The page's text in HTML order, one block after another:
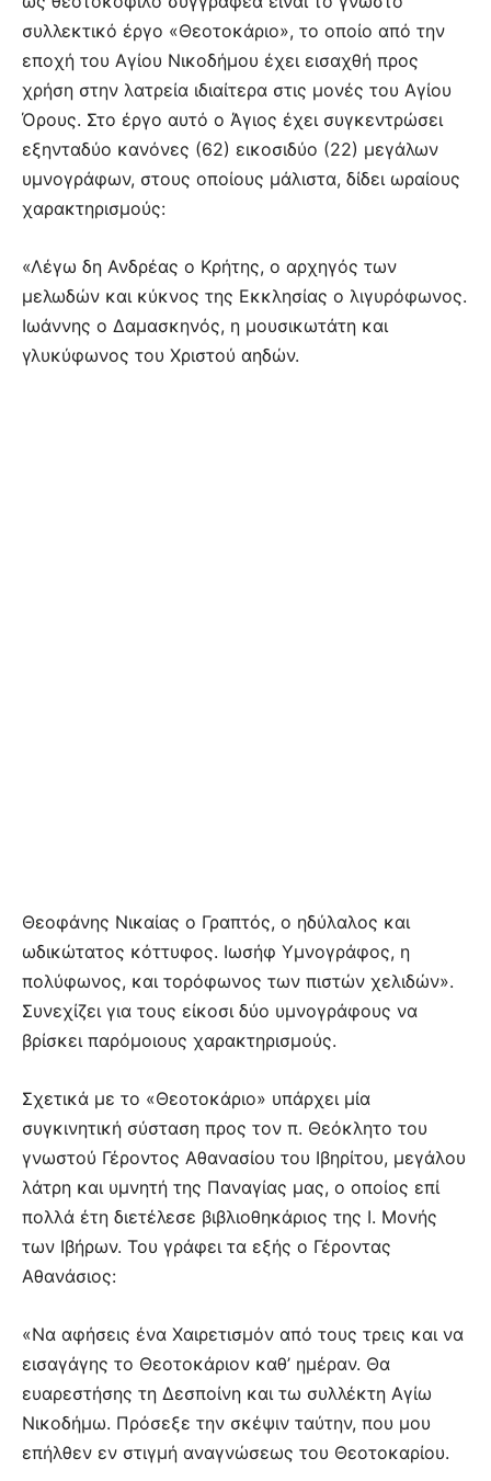
συλλεκτικό έργο «Θεοτοκάριο», το οποίο από την
εποχή του Αγίου Νικοδήμου έχει εισαχθή προς
χρήση στην λατρεία ιδιαίτερα στις μονές του Αγίου
Όρους. Στο έργο αυτό ο Άγιος έχει συγκεντρώσει
εξηνταδύο κανόνες (62) εικοσιδύο (22) μεγάλων
υμνογράφων, στους οποίους μάλιστα, δίδει ωραίους
χαρακτηρισμούς:
«Λέγω δη Ανδρέας ο Κρήτης, ο αρχηγός των
μελωδών και κύκνος της Εκκλησίας ο λιγυρόφωνος.
Ιωάννης ο Δαμασκηνός, η μουσικωτάτη και
γλυκύφωνος του Χριστού αηδών.
Θεοφάνης Νικαίας ο Γραπτός, ο ηδύλαλος και
ωδικώτατος κόττυφος. Ιωσήφ Υμνογράφος, η
πολύφωνος, και τορόφωνος των πιστών χελιδών».
Συνεχίζει για τους είκοσι δύο υμνογράφους να
βρίσκει παρόμοιους χαρακτηρισμούς.
Σχετικά με το «Θεοτοκάριο» υπάρχει μία
συγκινητική σύσταση προς τον π. Θεόκλητο του
γνωστού Γέροντος Αθανασίου του Ιβηρίτου, μεγάλου
λάτρη και υμνητή της Παναγίας μας, ο οποίος επί
πολλά έτη διετέλεσε βιβλιοθηκάριος της Ι. Μονής
των Ιβήρων. Του γράφει τα εξής ο Γέροντας
Αθανάσιος:
«Να αφήσεις ένα Χαιρετισμόν από τους τρεις και να
εισαγάγης το Θεοτοκάριον καθ’ ημέραν. Θα
ευαρεστήσης τη Δεσποίνη και τω συλλέκτη Αγίω
Νικοδήμω. Πρόσεξε την σκέψιν ταύτην, που μου
επήλθεν εν στιγμή αναγνώσεως του Θεοτοκαρίου.